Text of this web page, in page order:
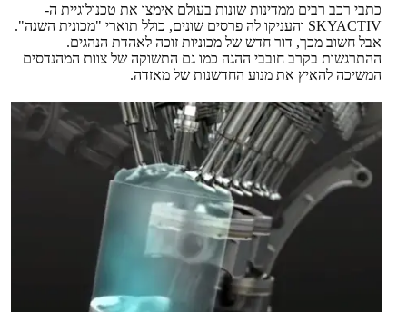
כתבי רכב רבים ממדינות שונות בעולם אימצו את טכנולוגיית ה-
SKYACTIV והעניקו לה פרסים שונים, כולל תוארי "מכונית השנה".
אבל חשוב מכך, דור חדש של מכוניות זוכה לאהדת הנהגים.
ההתרגשות בקרב חובבי ההגה כמו גם התשוקה של צוות המהנדסים
המשיכה להאיץ את מנוע החדשנות של מאזדה.